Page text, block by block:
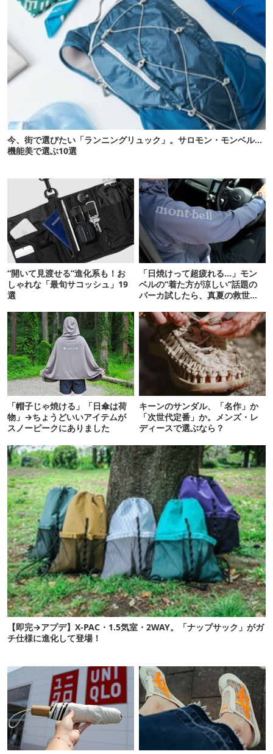
今、街で選びたい「ランニングリュック」。サロモン・モンベル…
機能美で選ぶ10選
“開いて見渡せる”進化系も！お
しゃれな「最旬サコッシュ」19
選
「日焼けって超疲れる…」モン
ベルの“着た方が涼しい”話題の
パーカ試したら、真夏の救世主
「帽子じゃ焼ける」「日傘は荷
物」→ちょうどいいアイテムが
スノーピークにありました
キーンのサンダル、「名作」か
「次世代定番」か。メンズ・レ
ディースで選ぶなら？
【即完→アプデ】X-PAC・1.5気室・2WAY。「ナップサック」がガ
チ仕様に進化して登場！